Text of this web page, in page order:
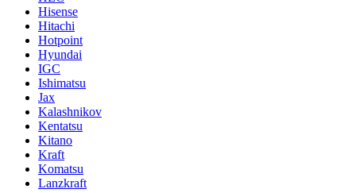
Hisense
Hitachi
Hotpoint
Hyundai
IGC
Ishimatsu
Jax
Kalashnikov
Kentatsu
Kitano
Kraft
Komatsu
Lanzkraft